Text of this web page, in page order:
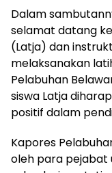
Dalam
selamat datang
(Latja) dan
melaksanakan
Pelabuhan
siswa Latja
positif dalam
Kapores
oleh para pejabat